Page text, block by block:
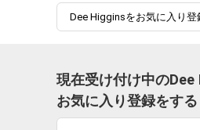
Dee Higginsをお気に入り登
現在受け付け中のDee
お気に入り登録をす